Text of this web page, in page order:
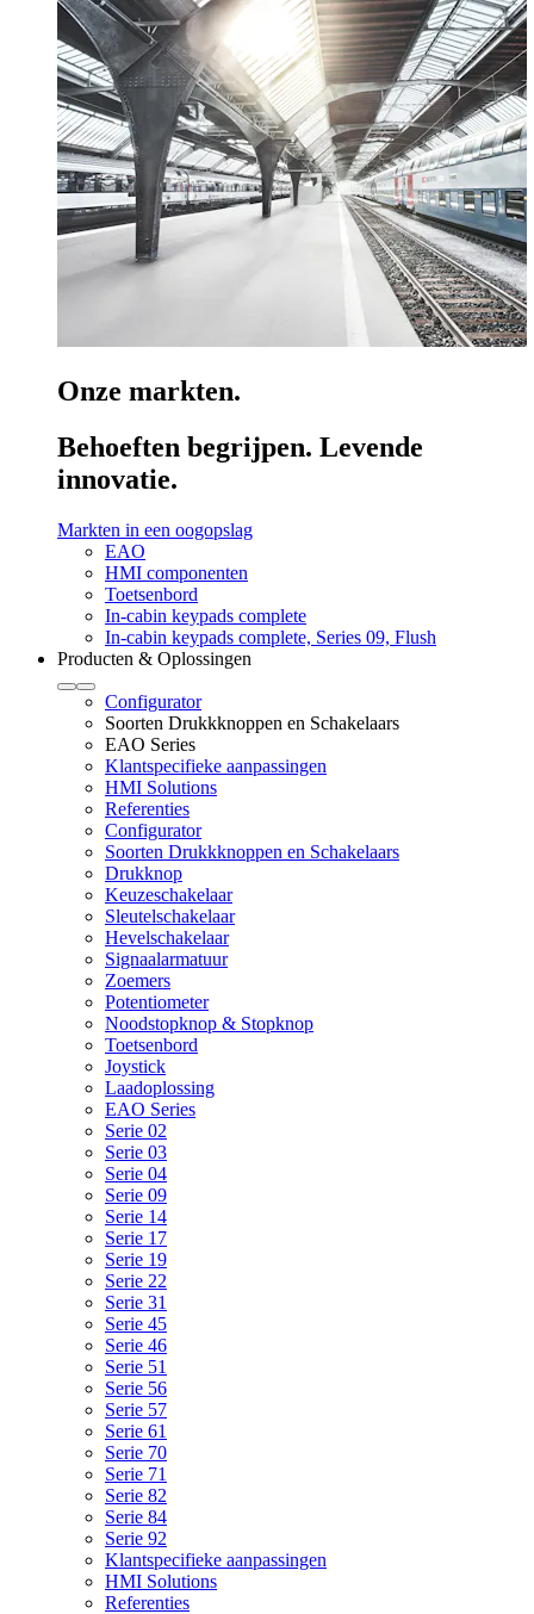
Onze markten.
Behoeften begrijpen. Levende
innovatie.
Markten in een oogopslag
EAO
HMI componenten
Toetsenbord
In-cabin keypads complete
In-cabin keypads complete, Series 09, Flush
Producten & Oplossingen
Configurator
Soorten Drukkknoppen en Schakelaars
EAO Series
Klantspecifieke aanpassingen
HMI Solutions
Referenties
Configurator
Soorten Drukkknoppen en Schakelaars
Drukknop
Keuzeschakelaar
Sleutelschakelaar
Hevelschakelaar
Signaalarmatuur
Zoemers
Potentiometer
Noodstopknop & Stopknop
Toetsenbord
Joystick
Laadoplossing
EAO Series
Serie 02
Serie 03
Serie 04
Serie 09
Serie 14
Serie 17
Serie 19
Serie 22
Serie 31
Serie 45
Serie 46
Serie 51
Serie 56
Serie 57
Serie 61
Serie 70
Serie 71
Serie 82
Serie 84
Serie 92
Klantspecifieke aanpassingen
HMI Solutions
Referenties